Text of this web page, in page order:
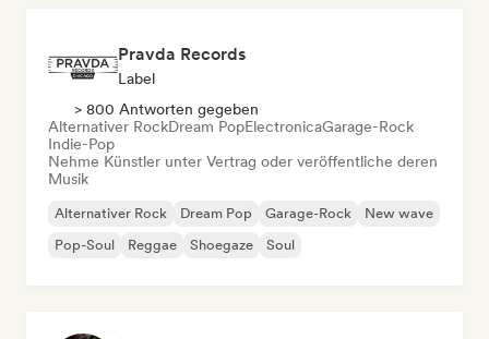
Pravda Records
Label
> 800 Antworten gegeben
Alternativer RockDream PopElectronicaGarage-Rock
Indie-Pop
Nehme Künstler unter Vertrag oder veröffentliche deren
Musik
Alternativer Rock Dream Pop Garage-Rock
New wave
Pop-Soul
Reggae Shoegaze Soul